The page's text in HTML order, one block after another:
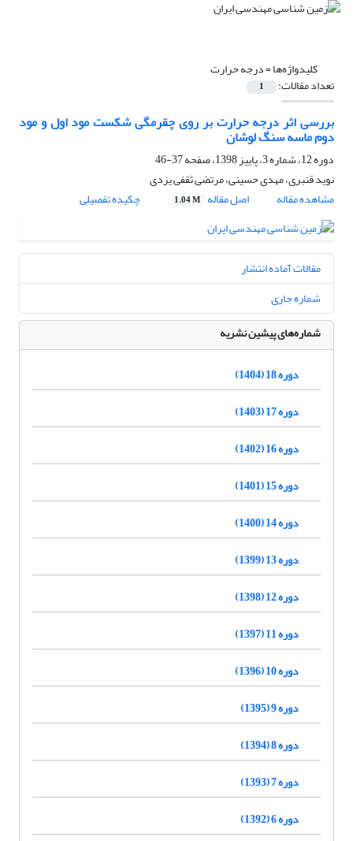
کلیدواژه‌ها =درجه حرارت
تعداد مقالات: 1
بررسی اثر درجه حرارت بر روی چقرمگی شکست مود اول و مود
دوم ماسه سنگ لوشان
دوره 12، شماره 3، پاییز 1398، صفحه
37-46
نوید قنبری، مهدی حسینی، مرتضی ثقفی یزدی
مشاهده مقاله
اصل مقاله 1.04 M چکیده تفصیلی
مقالات آماده انتشار
شماره جاری
شماره‌های پیشین نشریه
دوره 18 (1404)
دوره 17 (1403)
دوره 16 (1402)
دوره 15 (1401)
دوره 14 (1400)
دوره 13 (1399)
دوره 12 (1398)
دوره 11 (1397)
دوره 10 (1396)
دوره 9 (1395)
دوره 8 (1394)
دوره 7 (1393)
دوره 6 (1392)